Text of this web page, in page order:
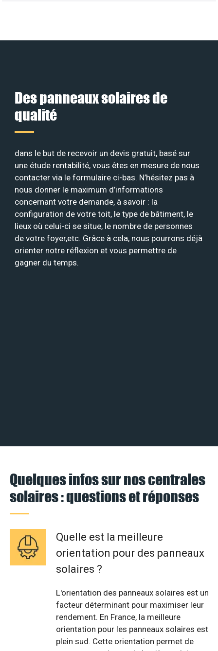
Des panneaux solaires de
qualité
dans le but de recevoir un devis gratuit, basé sur
une étude rentabilité, vous êtes en mesure de nous
contacter via le formulaire ci-bas. N’hésitez pas à
nous donner le maximum d’informations
concernant votre demande, à savoir : la
configuration de votre toit, le type de bâtiment, le
lieux où celui-ci se situe, le nombre de personnes
de votre foyer,etc. Grâce à cela, nous pourrons déjà
orienter notre réflexion et vous permettre de
gagner du temps.
Quelques infos sur nos centrales
solaires : questions et réponses
Quelle est la meilleure
orientation pour des panneaux
solaires ?
L'orientation des panneaux solaires est un
facteur déterminant pour maximiser leur
rendement. En France, la meilleure
orientation pour les panneaux solaires est
plein sud. Cette orientation permet de